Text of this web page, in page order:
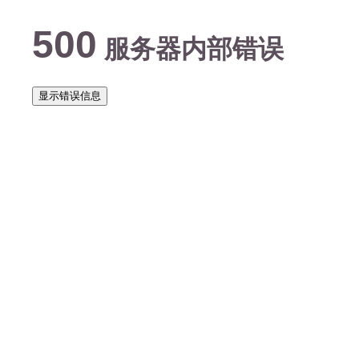
500 服务器内部错误